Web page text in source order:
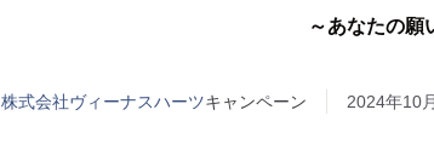
～あなたの願
株式会社ヴィーナスハーツキャンペーン 2024年10